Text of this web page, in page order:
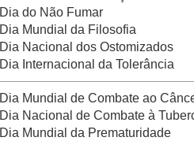
Dia do Não Fumar
Dia Mundial da Filosofia
Dia Nacional dos Ostomizados
Dia Internacional da Tolerância
Dia Mundial de Combate ao
Dia Nacional de Combate à
Dia Mundial da Prematuridade